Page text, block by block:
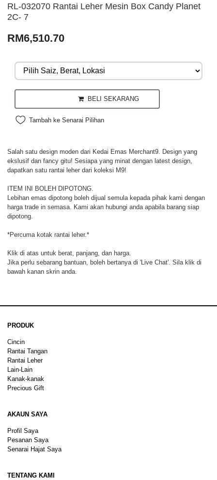
RL-032070 Rantai Leher Mesin Box Candy Planet
2C- 7
RM6,510.70
BELI SEKARANG
Tambah ke Senarai Pilihan
Salah satu design moden dari Kedai Emas Merchant9. Design yang
ekslusif dan fancy gitu! Sesiapa yang minat dengan latest design,
dapatkan satu rantai leher dari koleksi M9!
ITEM INI BOLEH DIPOTONG.
Lebihan emas dipotong boleh dijual semula kepada pihak kami dengan
harga trade in semasa. Kami akan hubungi anda apabila barang siap
dipotong.
*Percuma kotak rantai leher.*
Klik di atas untuk berat, panjang, dan harga.
Jika perlu sebarang bantuan, boleh bertanya di 'Live Chat'. Sila klik di
bawah kanan skrin anda.
PRODUK
Cincin
Rantai Tangan
Rantai Leher
Lain-Lain
Kanak-kanak
Precious Gift
AKAUN SAYA
Profil Saya
Pesanan Saya
Senarai Hajat Saya
TENTANG KAMI